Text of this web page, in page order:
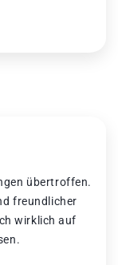
übertroffen.
freundlicher
wirklich auf